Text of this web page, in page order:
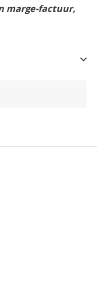
marge-factuur,